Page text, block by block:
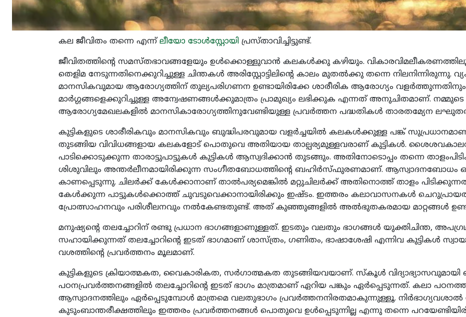
കല ജീവിതം തന്നെ എന്ന് ലീയോ ടോള്‍സ്റ്റോയി പ്രസ്താവിച്ചിട്ടുണ്ട്.
ജീവിതത്തിന്‍റെ സമസ്തഭാവങ്ങളേയും ഉള്‍ക്കൊള്ളുവാന്‍ കലകള്‍ക്കു കഴിയും.
തെളിമ നേടുന്നതിനെക്കുറിച്ചുള്ള ചിന്തകള്‍ അരിസ്റ്റോട്ടിലിന്‍റെ കാലം മുതല്‍ക്കു തന്നെ നിലനിന്നിരുന്നു.
മാനസികവുമായ ആരോഗ്യത്തിന് തുല്യപരിഗണന ഉണ്ടായിരിക്കേ ശാരീരിക ആരോഗ്യം
മാര്‍ഗ്ഗങ്ങളെക്കുറിച്ചുള്ള അന്വേഷണങ്ങള്‍ക്കുമാത്രം പ്രാമുഖ്യം ലഭിക്കുക എന്നത് അനുചിതമാണ്. നമ്മുടെ
ആരോഗ്യമേഖലകളില്‍ മാനസികാരോഗ്യത്തിനുവേണ്ടിയുള്ള പ്രവര്‍ത്തന പദ്ധതികള്‍ താരതമ്യേന
കുട്ടികളുടെ ശാരീരികവും മാനസികവും ബുദ്ധിപരവുമായ വളര്‍ച്ചയില്‍ കലകള്‍ക്കുള്ള പങ്ക്
തുടങ്ങിയ വിവിധങ്ങളായ കലകളോട് പൊതുവെ അതിയായ താല്പര്യമുള്ളവരാണ് കുട്ടികള്‍.
പാടിക്കൊടുക്കുന്ന താരാട്ടുപാട്ടുകള്‍ കുട്ടികള്‍ ആസ്വദിക്കാന്‍ തുടങ്ങും. അതിനോടൊപ്പം തന്നെ
ശിശുവിലും അന്തര്‍ലീനമായിരിക്കുന്ന സംഗീതബോധത്തിന്‍റെ ബഹിര്‍സ്ഫുരണമാണ്. ആസ്വാദനബോധം
കാണപ്പെടുന്നു. ചിലര്‍ക്ക് കേള്‍ക്കാനാണ് താല്‍പര്യമെങ്കില്‍ മറ്റുചിലര്‍ക്ക് അതിനൊത്ത് താളം
കേള്‍ക്കുന്ന പാട്ടുകള്‍ക്കൊത്ത് ചുവടുവെക്കാനായിരിക്കും ഇഷ്ടം. ഇത്തരം കലാവാസനകള്‍
പ്രോത്സാഹനവും പരിശീലനവും നല്‍കേണ്ടതുണ്ട്. അത് കുഞ്ഞുങ്ങളില്‍ അല്‍ഭുതകരമായ മാറ്റങ്ങള്‍
മനുഷ്യന്‍റെ തലച്ചോറിന് രണ്ടു പ്രധാന ഭാഗങ്ങളാണുള്ളത്. ഇടതും വലതും ഭാഗങ്ങള്‍ യുക്തിചിന്ത,
സഹായിക്കുന്നത് തലച്ചോറിന്‍റെ ഇടത് ഭാഗമാണ് ശാസ്ത്രം, ഗണിതം, ഭാഷാശേഷി എന്നിവ കുട്ടികള്‍
വശത്തിന്‍റെ പ്രവര്‍ത്തനം മൂലമാണ്.
കുട്ടികളുടെ ക്രിയാത്മകത, വൈകാരികത, സര്‍ഗാത്മകത തുടങ്ങിയവയാണ്. സ്കൂള്‍ വിദ്യാഭ്യാസവുമായി
പഠനപ്രവര്‍ത്തനങ്ങളില്‍ തലച്ചോറിന്‍റെ ഇടത് ഭാഗം മാത്രമാണ് ഏറിയ പങ്കും ഏര്‍പ്പെടുന്നത്. കലാ
ആസ്വാദനത്തിലും ഏര്‍പ്പെടുമ്പോള്‍ മാത്രമെ വലതുഭാഗം പ്രവര്‍ത്തനനിരതമാകുന്നുള്ളൂ.
കുടുംബാന്തരീക്ഷത്തിലും ഇത്തരം പ്രവര്‍ത്തനങ്ങള്‍ പൊതുവെ ഉള്‍പ്പെടുന്നില്ല എന്നു തന്നെ